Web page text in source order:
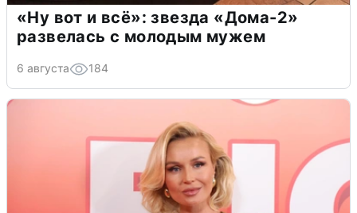
«Ну вот и всё»: звезда «Дома-2»
развелась с молодым мужем
6 августа 184